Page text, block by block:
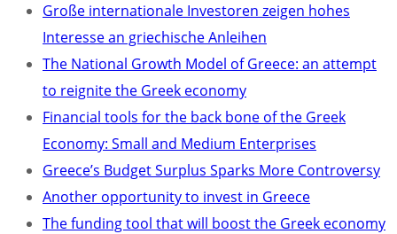
Große internationale Investoren zeigen hohes
Interesse an griechische Anleihen
The National Growth Model of Greece: an attempt
to reignite the Greek economy
Financial tools for the back bone of the Greek
Economy: Small and Medium Enterprises
Greece’s Budget Surplus Sparks More Controversy
Another opportunity to invest in Greece
The funding tool that will boost the Greek economy